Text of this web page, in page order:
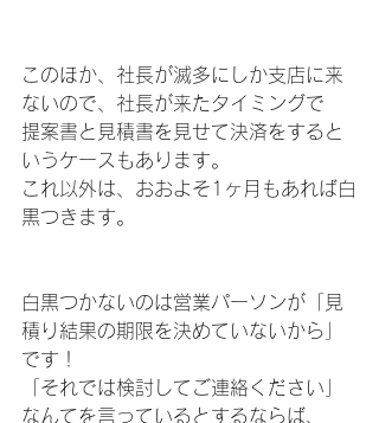
このほか、社長が滅多にしか支店に来
ないので、社長が来たタイミングで
提案書と見積書を見せて決済をすると
いうケースもあります。
これ以外は、おおよそ1ヶ月もあれば白
黒つきます。
白黒つかないのは営業パーソンが「見
積り結果の期限を決めていないから」
です！
「それでは検討してご連絡ください」
なんてを言っているとするならば、